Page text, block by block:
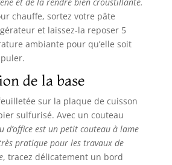
chauffe, sortez votre pâte
et laissez-la reposer 5
ambiante pour qu’elle soit
de la base
sur la plaque de cuisson
sulfurisé. Avec un couteau
d’office est un petit couteau à lame
pratique pour les travaux de
, tracez délicatement un bord